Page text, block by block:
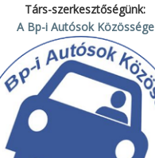
Társ-szerkesztőségünk:
A Bp-i Autósok Közössége